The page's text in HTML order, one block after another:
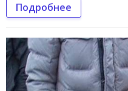
Подробнее